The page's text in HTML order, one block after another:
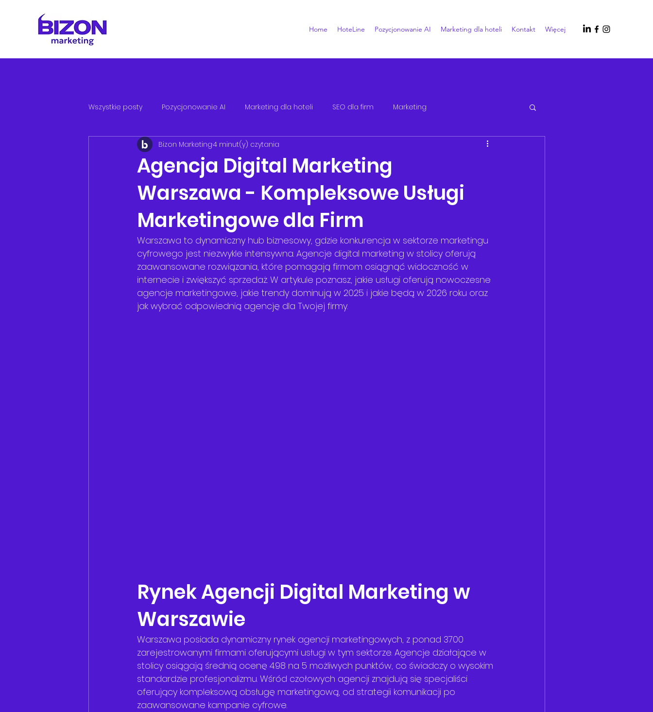
Home HoteLine Pozycjonowanie AI Marketing dla hoteli Kontakt Więcej
Wszystkie posty Pozycjonowanie AI Marketing dla hoteli SEO dla firm Marketing
Agencja Digital Marketing
Warszawa - Kompleksowe Usługi
Marketingowe dla Firm
Bizon Marketing4 minut(y) czytania
Warszawa to dynamiczny hub biznesowy, gdzie konkurencja w sektorze marketingu
cyfrowego jest niezwykle intensywna. Agencje digital marketing w stolicy oferują
zaawansowane rozwiązania, które pomagają firmom osiągnąć widoczność w
internecie i zwiększyć sprzedaż. W artykule poznasz, jakie usługi oferują nowoczesne
agencje marketingowe, jakie trendy dominują w 2025 i jakie będą w 2026 roku oraz
jak wybrać odpowiednią agencję dla Twojej firmy.
Rynek Agencji Digital Marketing w
Warszawie
Warszawa posiada dynamiczny rynek agencji marketingowych, z ponad 3700
zarejestrowanymi firmami oferującymi usługi w tym sektorze. Agencje działające w
stolicy osiągają średnią ocenę 4.98 na 5 możliwych punktów, co świadczy o wysokim
standardzie profesjonalizmu. Wśród czołowych agencji znajdują się specjaliści
oferujący kompleksową obsługę marketingową, od strategii komunikacji po
zaawansowane kampanie cyfrowe.